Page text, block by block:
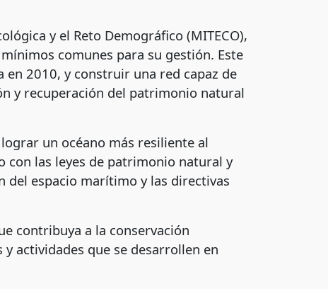
y el Reto Demográfico (MITECO),
comunes para su gestión. Este
en 2010, y construir una red capaz de
y recuperación del patrimonio natural
un océano más resiliente al
con las leyes de patrimonio natural y
del espacio marítimo y las directivas
contribuya a la conservación
actividades que se desarrollen en